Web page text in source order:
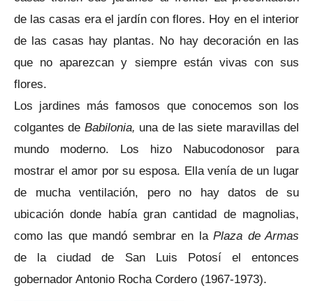
de las casas era el jardín con flores. Hoy en el interior
de las casas hay plantas. No hay decoración en las
que no aparezcan y siempre están vivas con sus
flores.
Los jardines más famosos que conocemos son los
colgantes de Babilonia, una de las siete maravillas del
mundo moderno. Los hizo Nabucodonosor para
mostrar el amor por su esposa. Ella venía de un lugar
de mucha ventilación, pero no hay datos de su
ubicación donde había gran cantidad de magnolias,
como las que mandó sembrar en laPlaza de Armas
de la ciudad de San Luis Potosí el entonces
gobernador Antonio Rocha Cordero (1967-1973).